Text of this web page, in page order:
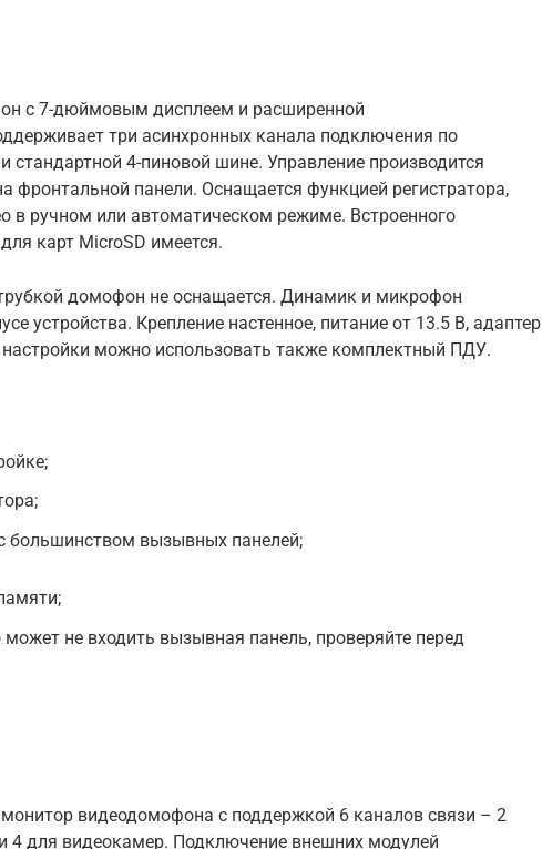
с 7-дюймовым дисплеем и расширенной
три асинхронных канала подключения по
стандартной 4-пиновой шине. Управление производится
фронтальной панели. Оснащается функцией регистратора,
в ручном или автоматическом режиме. Встроенного
карт MicroSD имеется.
домофон не оснащается. Динамик и микрофон
устройства. Крепление настенное, питание от 13.5 В, адаптер
можно использовать также комплектный ПДУ.
большинством вызывных панелей;
не входить вызывная панель, проверяйте перед
видеодомофона с поддержкой 6 каналов связи – 2
4 для видеокамер. Подключение внешних модулей